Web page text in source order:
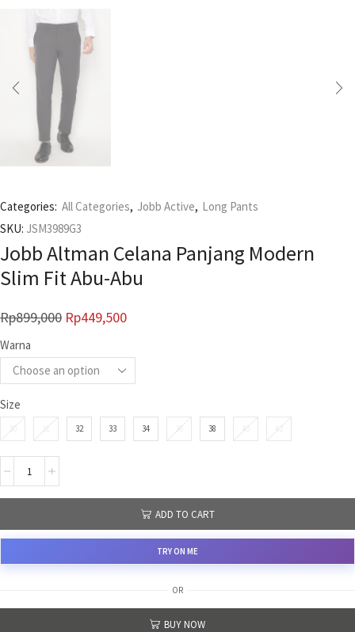
Categories: All Categories, Jobb Active, Long Pants
SKU: JSM3989G3
Jobb Altman Celana Panjang Modern
Slim Fit Abu-Abu
Rp899,000 Rp449,500
Warna
Size
30 31 32 33 34 36 38 40 42
ADD TO CART
TRY ON ME
OR
BUY NOW